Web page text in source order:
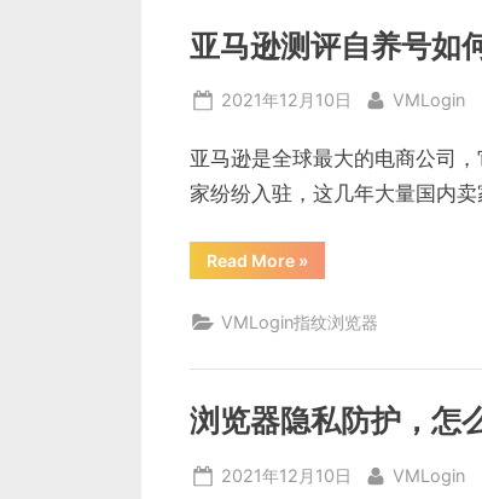
好？
亚
卖
什
么
览
不
卡？”
亚马逊测评自养号如
Posted
2021年12月10日 By
VMLogin
亚马逊是全球最大的电商公司
家纷纷入驻，这几年大量国内
Read More“亚
马
测
评
何
解
联
»
VMLogin指纹浏览器
浏览器隐私防护，怎
Posted
2021年12月10日 By
VMLogin